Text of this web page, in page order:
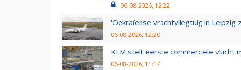
06-08-2026, 12:22
'Oekraïense vrachtvliegtuig in Leipzig
06-08-2026, 12:20
KLM stelt eerste commerciële vlucht
06-08-2026, 11:17